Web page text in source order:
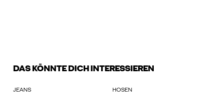
DAS KÖNNTE DICH INTERESSIEREN
JEANS HOSEN